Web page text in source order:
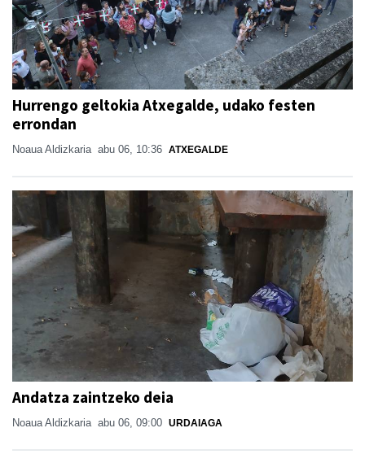
Hurrengo geltokia Atxegalde, udako festen
errondan
Noaua Aldizkaria abu 06, 10:36 ATXEGALDE
Andatza zaintzeko deia
Noaua Aldizkaria abu 06, 09:00 URDAIAGA